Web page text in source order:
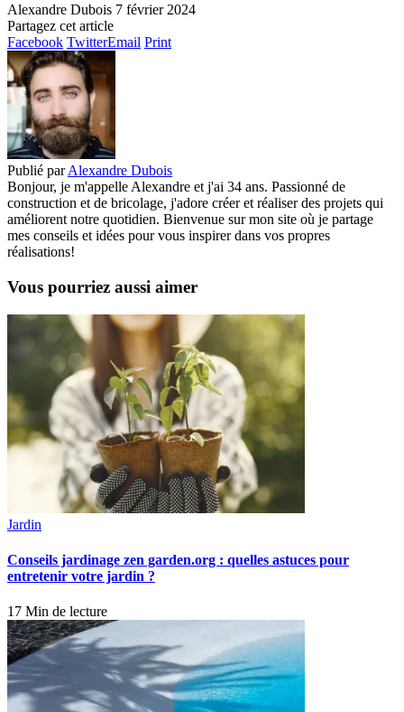
Alexandre Dubois 7 février 2024
Partagez cet article
Facebook TwitterEmail Print
Publié par Alexandre Dubois
Bonjour, je m'appelle Alexandre et j'ai 34 ans. Passionné de
construction et de bricolage, j'adore créer et réaliser des projets qui
améliorent notre quotidien. Bienvenue sur mon site où je partage
mes conseils et idées pour vous inspirer dans vos propres
réalisations!
Vous pourriez aussi aimer
Jardin
Conseils jardinage zen garden.org : quelles astuces pour
entretenir votre jardin ?
17 Min de lecture